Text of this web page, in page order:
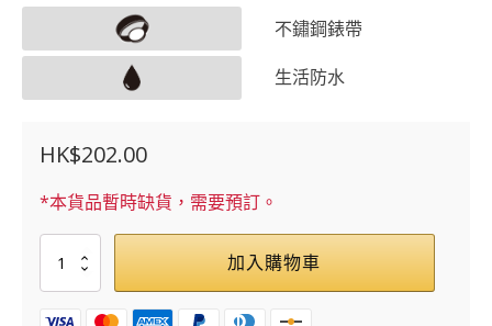
不鏽鋼錶帶
生活防水
HK$202.00
*本貨品暫時缺貨，需要預訂。
V006D-
7B2
數
加入購物車